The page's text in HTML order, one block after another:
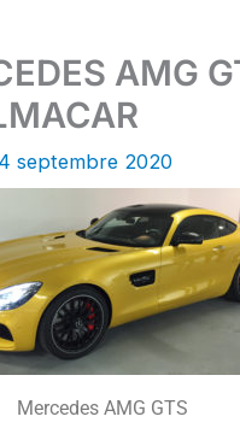
AMG
septembre 2020
Mercedes AMG GTS